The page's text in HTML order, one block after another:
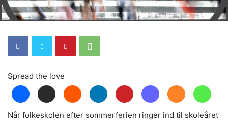
Spread the love
Når folkeskolen efter sommerferien ringer ind til skoleåret